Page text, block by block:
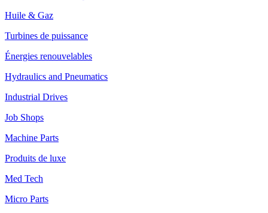
Huile & Gaz
Turbines de puissance
Énergies renouvelables
Hydraulics and Pneumatics
Industrial Drives
Job Shops
Machine Parts
Produits de luxe
Med Tech
Micro Parts